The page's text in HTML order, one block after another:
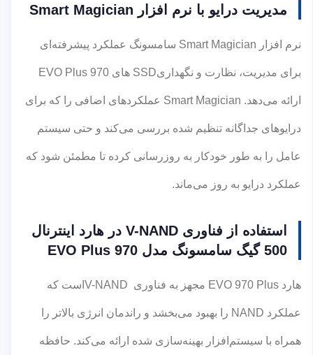
مدیریت درایو با نرم افزار Smart Magician
نرم افزار Smart Magician سامسونگ عملکرد پیشرفته‌ای
ارائه می‌دهد. Smart Magician عملکردهای اضافی را که برای
درایوهای جداگانه تنظیم شده بررسی می‌کند و حتی سیستم
عامل را به طور خودکار به روزرسانی کرده تا مطمئن شود که
عملکرد درایو به روز می‌ماند.
استفاده از فناوری V-NAND در هارد اینترنال
500 گیگ سامسونگ مدل 970 EVO Plus
هارد EVO 970 Plus مجهز به فناوری V-NANDاست که
عملکرد NAND را بهبود می‌بخشد و راندمان انرژی بالاتر را
همراه با سیستم‌افزار بهینه‌سازی شده ارائه می‌کند. حافظه